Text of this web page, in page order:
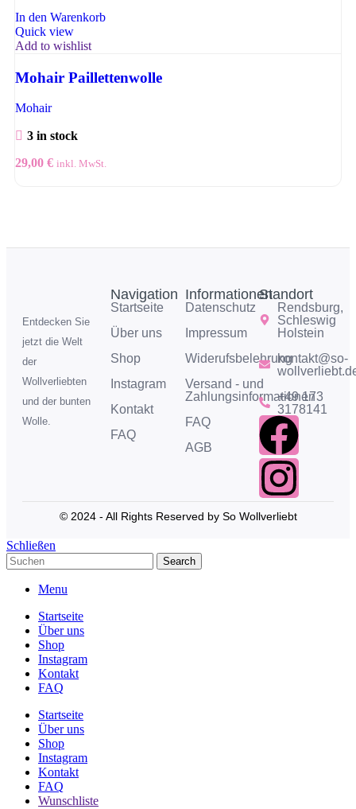
In den Warenkorb
Quick view
Add to wishlist
Mohair Paillettenwolle
Mohair
3 in stock
29,00 € inkl. MwSt.
Entdecken Sie
jetzt die Welt
der
Wollverliebten
und der bunten
Wolle.
Navigation
Startseite
Über uns
Shop
Instagram
Kontakt
FAQ
Informationen
Datenschutz
Impressum
Widerufsbelehrung
Versand - und
Zahlungsinformationen
FAQ
AGB
Standort
Rendsburg,
Schleswig
Holstein
kontakt@so-
+49 173
3178141
© 2024 - All Rights Reserved by So Wollverliebt
Schließen
Search
Menu
Startseite
Über uns
Shop
Instagram
Kontakt
FAQ
Startseite
Über uns
Shop
Instagram
Kontakt
FAQ
Wunschliste